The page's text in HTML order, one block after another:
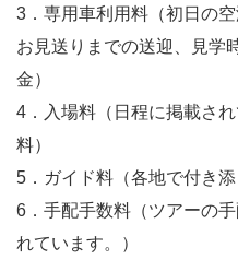
3．専用車利用料（初日の
お見送りまでの送迎、見学
金）
4．入場料（日程に掲載さ
料）
5．ガイド料（各地で付き添
6．手配手数料（ツアーの
れています。）